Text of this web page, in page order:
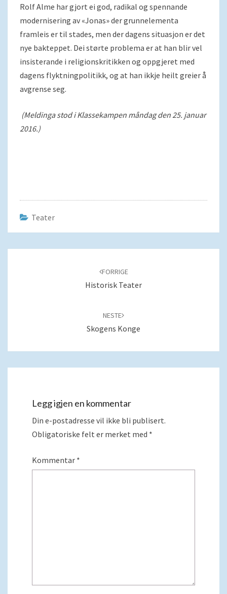
Rolf Alme har gjort ei god, radikal og spennande
modernisering av «Jonas» der grunnelementa
framleis er til stades, men der dagens situasjon er det
nye bakteppet. Dei størte problema er at han blir vel
insisterande i religionskritikken og oppgjeret med
dagens flyktningpolitikk, og at han ikkje heilt greier å
avgrense seg.
(Meldinga stod i Klassekampen måndag den 25. januar
2016.)
Teater
FORRIGE
Historisk Teater
NESTE
Skogens Konge
Legg igjen en kommentar
Din e-postadresse vil ikke bli publisert.
Obligatoriske felt er merket med *
Kommentar *